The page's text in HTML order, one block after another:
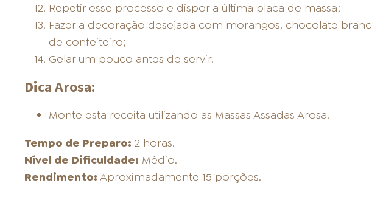
Repetir esse processo e dispor a última placa de massa;
Fazer a decoração desejada com morangos, chocolate
de confeiteiro;
Gelar um pouco antes de servir.
Dica Arosa:
Monte esta receita utilizando as Massas Assadas Arosa.
Tempo de Preparo: 2 horas.
Nível de Dificuldade: Médio.
Rendimento: Aproximadamente 15 porções.